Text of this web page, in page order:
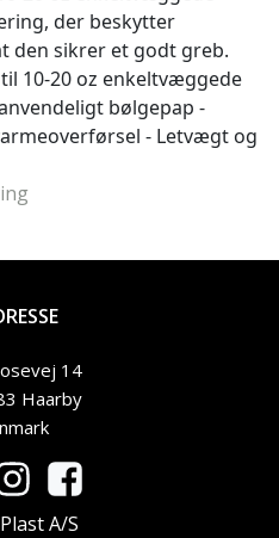
der beskytter
den sikrer et godt greb.
10-20 oz enkeltvæggede
bølgepap -
- Letvægt og
14
Haarby
A/S